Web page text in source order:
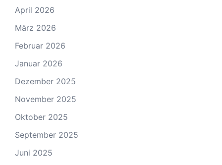
April 2026
März 2026
Februar 2026
Januar 2026
Dezember 2025
November 2025
Oktober 2025
September 2025
Juni 2025